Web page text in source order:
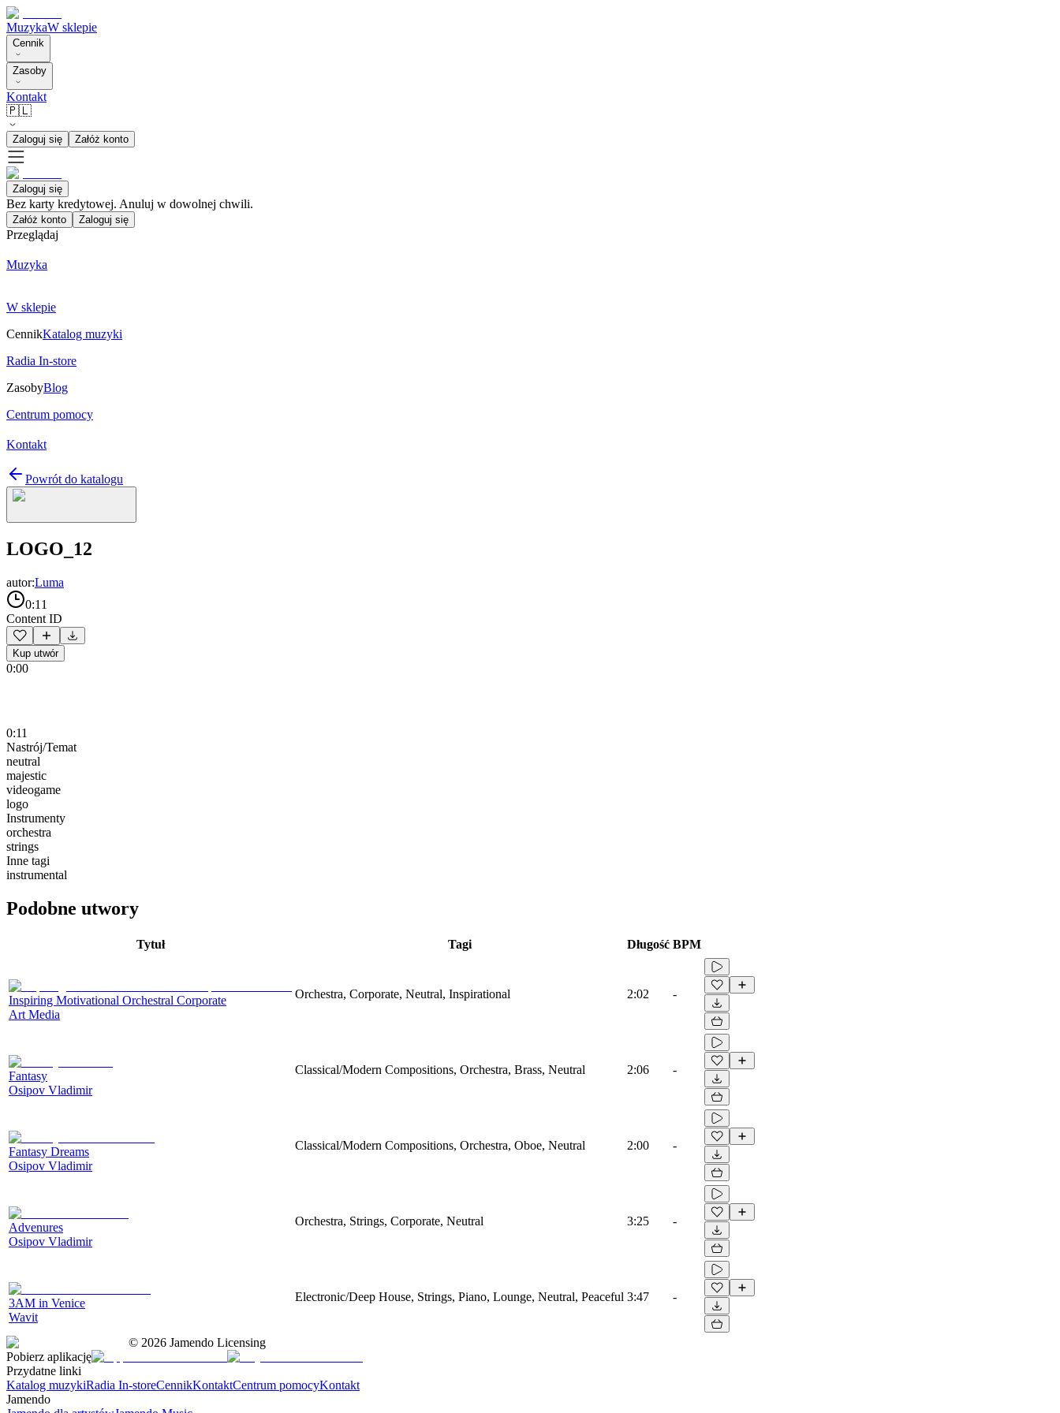
MuzykaW sklepie
Cennik
Zasoby
Kontakt
🇵🇱
Zaloguj się Załóż konto
Zaloguj się
Bez karty kredytowej. Anuluj w dowolnej chwili.
Załóż konto Zaloguj się
Przeglądaj
Muzyka
W sklepie
CennikKatalog muzyki
Radia In-store
ZasobyBlog
Centrum pomocy
Kontakt
Powrót do katalogu
LOGO_12
autor:Luma
0:11
Content ID
Kup utwór
0:00
0:11
Nastrój/Temat
neutral
majestic
videogame
logo
Instrumenty
orchestra
strings
Inne tagi
instrumental
Podobne utwory
Tytuł Tagi Długość BPM
Inspiring Motivational Orchestral Corporate
Art Media
Orchestra, Corporate, Neutral, Inspirational 2:02 -
Fantasy
Osipov Vladimir
Classical/Modern Compositions, Orchestra, Brass, Neutral 2:06 -
Fantasy Dreams
Osipov Vladimir
Classical/Modern Compositions, Orchestra, Oboe, Neutral 2:00 -
Advenures
Osipov Vladimir
Orchestra, Strings, Corporate, Neutral 3:25 -
3AM in Venice
Wavit
Electronic/Deep House, Strings, Piano, Lounge, Neutral, Peaceful 3:47 -
© 2026 Jamendo Licensing
Pobierz aplikację
Przydatne linki
Katalog muzykiRadia In-storeCennikKontaktCentrum pomocyKontakt
Jamendo